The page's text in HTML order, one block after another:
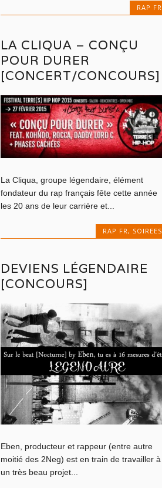
RAP FR
LA CLIQUA – CONÇU
POUR DURER
[CONCERT/CONCOURS]
La Cliqua, groupe légendaire, élément
fondateur du rap français fête cette année
les 20 ans de leur carrière et...
RAP FR , SOIREES
DEVIENS LÉGENDAIRE
[CONCOURS]
Eben, producteur et rappeur (entre autre
moitié des 2Neg) est en train de travailler à
un très beau projet...